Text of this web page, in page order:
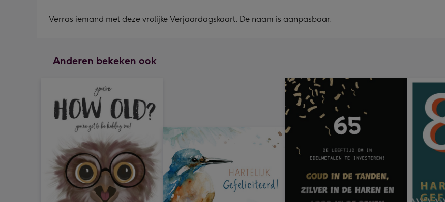
Verras iemand met deze vrolijke Verjaardagskaart. De naam is aanpasbaar.
Anderen bekeken ook